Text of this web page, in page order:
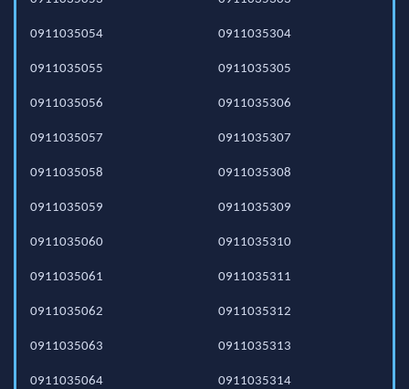
0911035054
0911035055
0911035056
0911035057
0911035058
0911035059
0911035060
0911035061
0911035062
0911035063
0911035064
0911035304
0911035305
0911035306
0911035307
0911035308
0911035309
0911035310
0911035311
0911035312
0911035313
0911035314